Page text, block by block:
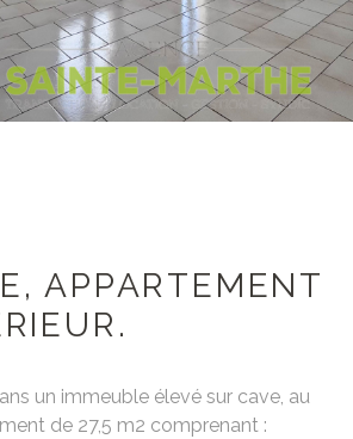
APPARTEMENT
un immeuble élevé sur cave, au
de 27,5 m2 comprenant :